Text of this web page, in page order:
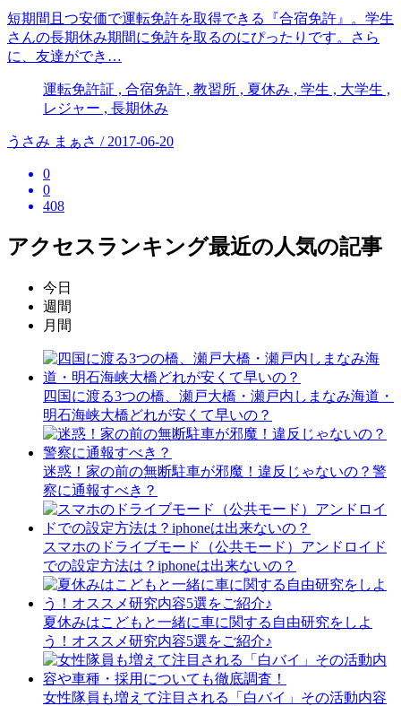
短期間且つ安価で運転免許を取得できる『合宿免許』。学生
さんの長期休み期間に免許を取るのにぴったりです。さら
に、友達ができ…
運転免許証 , 合宿免許 , 教習所 , 夏休み , 学生 , 大学生 ,
レジャー , 長期休み
うさみ まぁさ / 2017-06-20
0
0
408
アクセスランキング最近の人気の記事
今日
週間
月間
四国に渡る3つの橋、瀬戸大橋・瀬戸内しまなみ海道・
明石海峡大橋どれが安くて早いの？
迷惑！家の前の無断駐車が邪魔！違反じゃないの？警
察に通報すべき？
スマホのドライブモード（公共モード）アンドロイド
での設定方法は？iphoneは出来ないの？
夏休みはこどもと一緒に車に関する自由研究をしよ
う！オススメ研究内容5選をご紹介♪
女性隊員も増えて注目される「白バイ」その活動内容